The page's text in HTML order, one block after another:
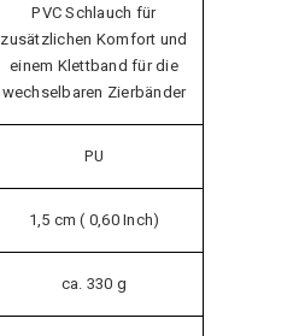
PVC Schlauch für
zusätzlichen Komfort und
einem Klettband für die
wechselbaren Zierbänder
PU
1,5 cm ( 0,60 Inch)
ca. 330 g